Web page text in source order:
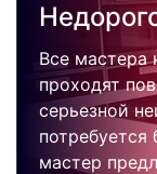
Все мастера
проходят
серьезной
мастер